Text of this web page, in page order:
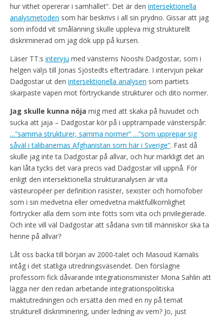
hur vithet opererar i samhället”. Det är den intersektionella
analysmetoden som här beskrivs i all sin prydno. Gissar att jag
som infödd vit smålänning skulle uppleva mig strukturellt
diskriminerad om jag dök upp på kursen.
Läser TT:s intervju med vänsterns Nooshi Dadgostar, som i
helgen väljs till Jonas Sjöstedts efterträdare. I intervjun pekar
Dadgostar ut den intersektionella analysen som partiets
skarpaste vapen mot förtryckande strukturer och dito normer.
Jag skulle kunna nöja mig med att skaka på huvudet och
sucka att jaja – Dadgostar kör på i upptrampade vänsterspår:
…”samma strukturer, samma normer” …”som upprepar sig
såväl i talibanernas Afghanistan som här i Sverige”. Fast då
skulle jag inte ta Dadgostar på allvar, och hur märkligt det än
kan låta tycks det vara precis vad Dadgostar vill uppnå. För
enligt den intersektionella strukturanalysen är vita
västeuropéer per definition rasister, sexister och homofober
som i sin medvetna eller omedvetna maktfullkomlighet
förtrycker alla dem som inte fötts som vita och privilegierade.
Och inte vill väl Dadgostar att sådana svin till människor ska ta
henne på allvar?
Låt oss backa till början av 2000-talet och Masoud Kamalis
intåg i det statliga utredningsväsendet. Den förslagne
professorn fick dåvarande integrationsminister Mona Sahlin att
lägga ner den redan arbetande integrationspolitiska
maktutredningen och ersätta den med en ny på temat
strukturell diskriminering, under ledning av vem? Jo, just